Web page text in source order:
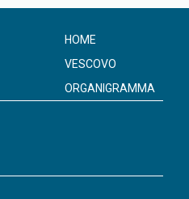
HOME
VESCOVO
ORGANIGRAMMA